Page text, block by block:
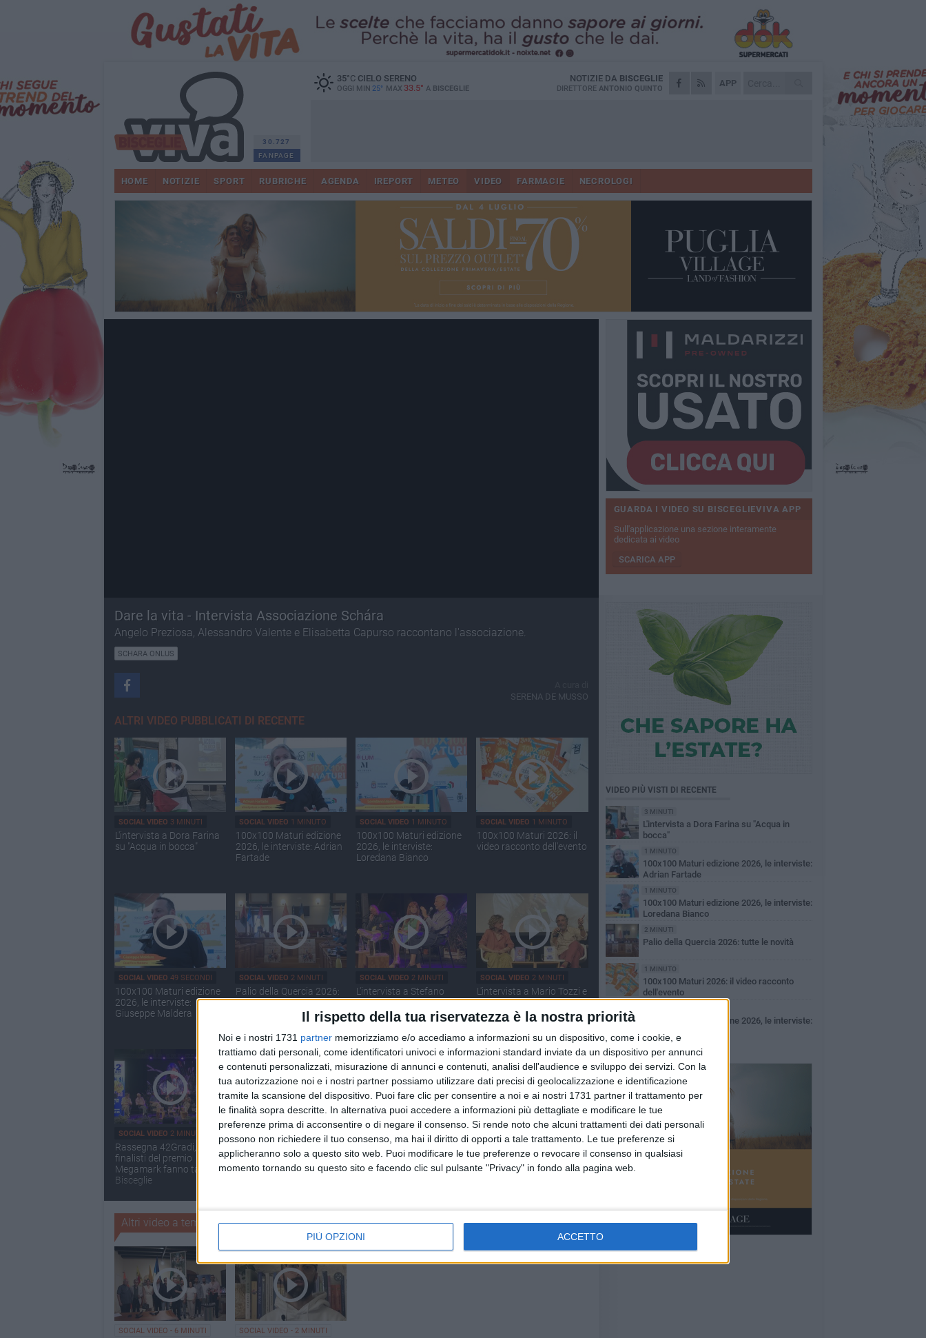
Il rispetto della tua riservatezza è la nostra priorità
Noi e i nostri 1731 partner memorizziamo e/o accediamo a informazioni su un dispositivo, come i cookie, e
trattiamo dati personali, come identificatori univoci e informazioni standard inviate da un dispositivo per annunci
e contenuti personalizzati, misurazione di annunci e contenuti, analisi dell'audience e sviluppo dei servizi. Con la
tua autorizzazione noi e i nostri partner possiamo utilizzare dati precisi di geolocalizzazione e identificazione
tramite la scansione del dispositivo. Puoi fare clic per consentire a noi e ai nostri 1731 partner il trattamento per
le finalità sopra descritte. In alternativa puoi accedere a informazioni più dettagliate e modificare le tue
preferenze prima di acconsentire o di negare il consenso. Si rende noto che alcuni trattamenti dei dati personali
possono non richiedere il tuo consenso, ma hai il diritto di opporti a tale trattamento. Le tue preferenze si
applicheranno solo a questo sito web. Puoi modificare le tue preferenze o revocare il consenso in qualsiasi
momento tornando su questo sito e facendo clic sul pulsante "Privacy" in fondo alla pagina web.
PIÙ OPZIONI ACCETTO
30.727
FANPAGE
35°CCIELO SERENO
OGGI MIN 25° MAX 33.5° A BISCEGLIE
APP
NOTIZIE DA BISCEGLIE
DIRETTORE ANTONIO QUINTO
HOME NOTIZIE SPORT RUBRICHE AGENDA IREPORT METEO VIDEO FARMACIE NECROLOGI
Dare la vita - Intervista Associazione Schára
Angelo Preziosa, Alessandro Valente e Elisabetta Capurso raccontano l'associazione.
SCHARA ONLUS
SERENA DE MUSSO
ALTRI VIDEO PUBBLICATI DI RECENTE
SOCIAL VIDEO 3 MINUTI
L'intervista a Dora Farina
su "Acqua in bocca"
SOCIAL VIDEO 1 MINUTO
100x100 Maturi edizione
2026, le interviste: Adrian
Fartade
SOCIAL VIDEO 1 MINUTO
100x100 Maturi edizione
2026, le interviste:
Loredana Bianco
SOCIAL VIDEO 1 MINUTO
100x100 Maturi 2026: il
video racconto dell'evento
SOCIAL VIDEO 49 SECONDI
100x100 Maturi edizione
2026, le interviste:
Giuseppe Maldera
SOCIAL VIDEO 2 MINUTI
Palio della Quercia 2026:
tutte le novità
SOCIAL VIDEO 2 MINUTI
L'intervista a Stefano
Vicari ed Enrico Galiano
SOCIAL VIDEO 2 MINUTI
L'intervista a Mario Tozzi e
Sabina Guzzanti
SOCIAL VIDEO 2 MINUTI
Rassegna 42Gradi, i
finalisti del premio
Megamark fanno tappa a
Bisceglie
SOCIAL VIDEO 2 MINUTI
LE INTERVISTE
2 MINUTI
Nina Gigante presenta
"Supernova" alle Vecchie
Segherie Mastrototaro
SOCIAL VIDEO
Javier Castillo alle
Vecchie Segherie
Mastrototaro
Altri video a tema
SOCIAL VIDEO - 6 MINUTI SOCIAL VIDEO - 2 MINUTI
GUARDA I VIDEO SU BISCEGLIEVIVA APP
Sull'applicazione una sezione interamente
dedicata ai video
SCARICA APP
VIDEO PIÙ VISTI DI RECENTE
3 MINUTI
L'intervista a Dora Farina su "Acqua in
bocca"
1 MINUTO
100x100 Maturi edizione 2026, le interviste:
Adrian Fartade
1 MINUTO
100x100 Maturi edizione 2026, le interviste:
Loredana Bianco
2 MINUTI
Palio della Quercia 2026: tutte le novità
1 MINUTO
100x100 Maturi 2026: il video racconto
dell'evento
100x100 Maturi edizione 2026, le interviste:
Giuseppe Maldera